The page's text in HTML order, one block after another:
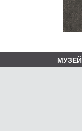
МУЗЕЙ